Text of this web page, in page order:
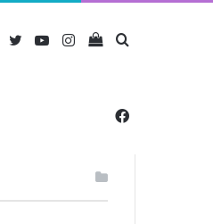
Rechercher
Voir
votre
Instagram
YouTube
Twitter
Facebook